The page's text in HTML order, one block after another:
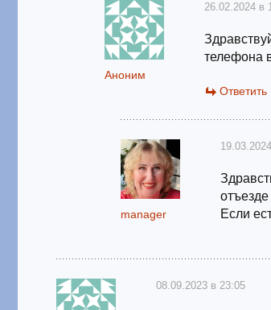
Аноним
26.02.2024 в
телефона
Ответить
manager
Если
08.09.2023 в 23:05